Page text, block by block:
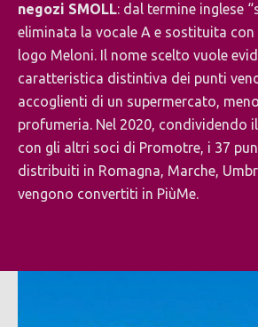
negozi SMOLL: dal termine inglese
eliminata la vocale A e sostituita
logo Meloni. Il nome scelto vuole
caratteristica distintiva dei punti
accoglienti di un supermercato,
profumeria. Nel 2020, condividendo
con gli altri soci di Promotre, i 37
distribuiti in Romagna, Marche,
vengono convertiti in PiùMe.